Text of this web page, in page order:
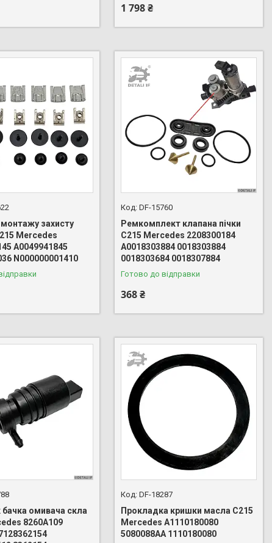
1 798 ₴
монтажу захисту
Mercedes
A0049941845
N000000001410
DF-15760
Ремкомплект клапана пічки
C215 Mercedes 2208300184
A0018303884 0018303884
0018303684 0018307884
Готово до відправки
368 ₴
омивача скла
8260A109
DF-18287
Прокладка кришки масла C215
Mercedes A1110180080
5080088AA 1110180080